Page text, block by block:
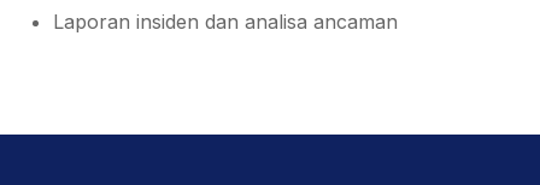
Laporan insiden dan analisa ancaman